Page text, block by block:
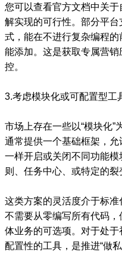
您可以查看官方文档中关
解实现的可行性。部分平台
式，能在不进行复杂编程
能添加。这是获取专属营
控。
3.考虑模块化或可配置型工
市场上存在一些以“模块化
通常提供一个基础框架，
一样开启或关闭不同功能
则、任务中心、或特定的裂
这类方案的灵活度介于标
不需要从零编写所有代码
体业务的可选项。对于处
配置性的工具，是推进“做